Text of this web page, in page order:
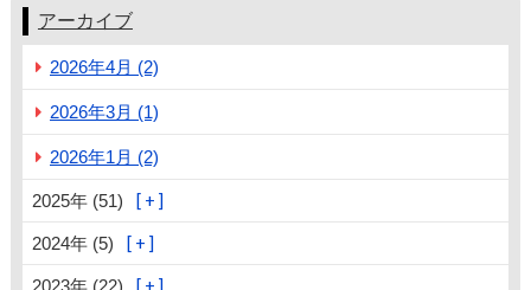
アーカイブ
2026年4月 (2)
2026年3月 (1)
2026年1月 (2)
2025年 (51)
2024年 (5)
2023年 (22)